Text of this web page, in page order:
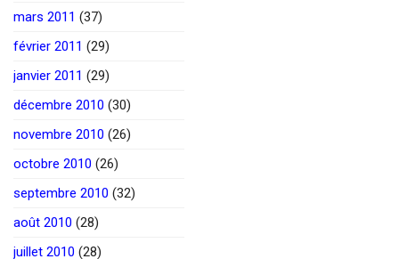
mars 2011 (37)
février 2011 (29)
janvier 2011 (29)
décembre 2010 (30)
novembre 2010 (26)
octobre 2010 (26)
septembre 2010 (32)
août 2010 (28)
juillet 2010 (28)